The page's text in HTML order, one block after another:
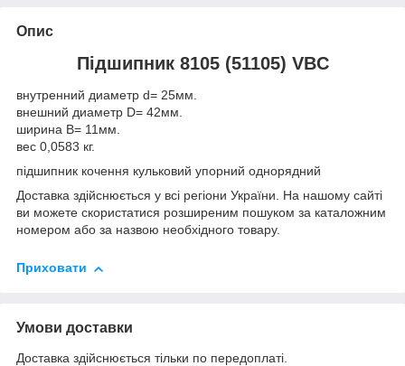
Опис
Підшипник 8105 (51105) VBC
внутренний диаметр d= 25мм.
внешний диаметр D= 42мм.
ширина B= 11мм.
вес 0,0583 кг.
підшипник кочення кульковий упорний однорядний
Доставка здійснюється у всі регіони України. На нашому сайті
ви можете скористатися розширеним пошуком за каталожним
номером або за назвою необхідного товару.
Приховати
Умови доставки
Доставка здійснюється тільки по передоплаті.